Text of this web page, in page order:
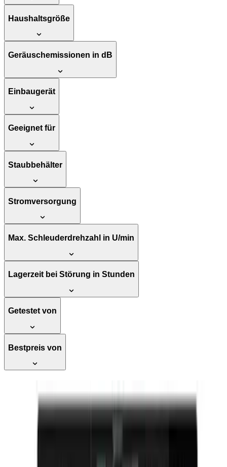
Haushaltsgröße
Geräuschemissionen in dB
Einbaugerät
Geeignet für
Staubbehälter
Stromversorgung
Max. Schleuderdrehzahl in U/min
Lagerzeit bei Störung in Stunden
Getestet von
Bestpreis von
WD2PA1X64ADW/DE, 10,5 kg, 1400
U/min, Energieklasse A-20% -
Invertermotor, Wasser- und